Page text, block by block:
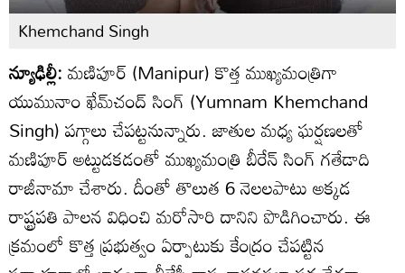
Khemchand Singh
న్యూఢిల్లీ:మణిపూర్‌ (Manipur) కొత్త ముఖ్యమంత్రిగా
యుమునాం ఖేమ్‌చంద్ సింగ్ (Yumnam Khemchand
Singh) పగ్గాలు చేపట్టనున్నారు. జాతుల మధ్య ఘర్షణలతో
మణిపూర్‌ అట్టుడకడంతో ముఖ్యమంత్రి బీరేన్ సింగ్ గతేడాది
రాజీనామా చేశారు. దీంతో తొలుత 6 నెలలపాటు అక్కడ
రాష్ట్రపతి పాలన విధించి మరోసారి దానిని పొడిగించారు. ఈ
క్రమంలో కొత్త ప్రభుత్వం ఏర్పాటుకు కేంద్రం చేపట్టిన